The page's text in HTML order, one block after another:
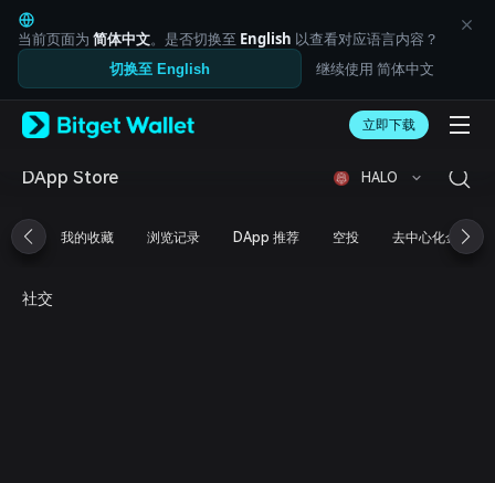
English
日本語
Tiếng Việt
Русский
Español (Latinoamérica)
Türkçe
Français
简体中文
繁體中文
Bahasa Indonesia
ภาษาไทย
当前页面为 简体中文。是否切换至 English 以查看对应语言内容？
切换至 English 继续使用 简体中文
立即下载
DApp Store HALO
我的收藏 浏览记录 DApp 推荐 空投 去中心化金融
社交